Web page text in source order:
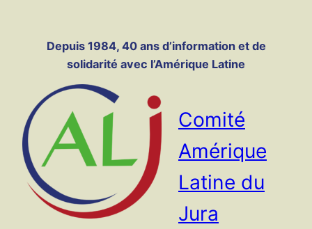
contenuDepuis 1984, 40 ans d’information et de
solidarité avec l’Amérique Latine
Comité
Amérique
Latine du
Jura